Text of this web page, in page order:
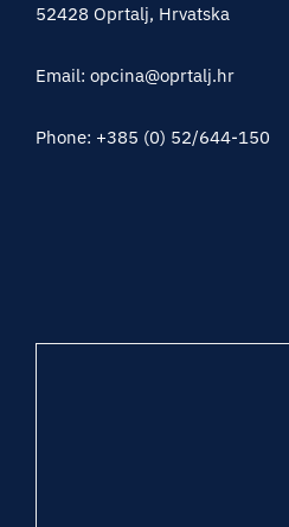
52428 Oprtalj, Hrvatska
Email: opcina@oprtalj.hr
Phone: +385 (0) 52/644-150